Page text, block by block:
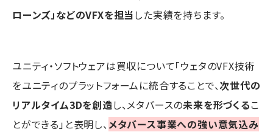
ローンズ」などのVFXを担当した実績を持ちます。
ユニティ・ソフトウェアは買収について「ウェタのVFX技術
をユニティのプラットフォームに統合することで、次世代の
リアルタイム3Dを創造し、メタバースの未来を形づくるこ
とができる」と表明し、 メタバース事業への強い意気込み